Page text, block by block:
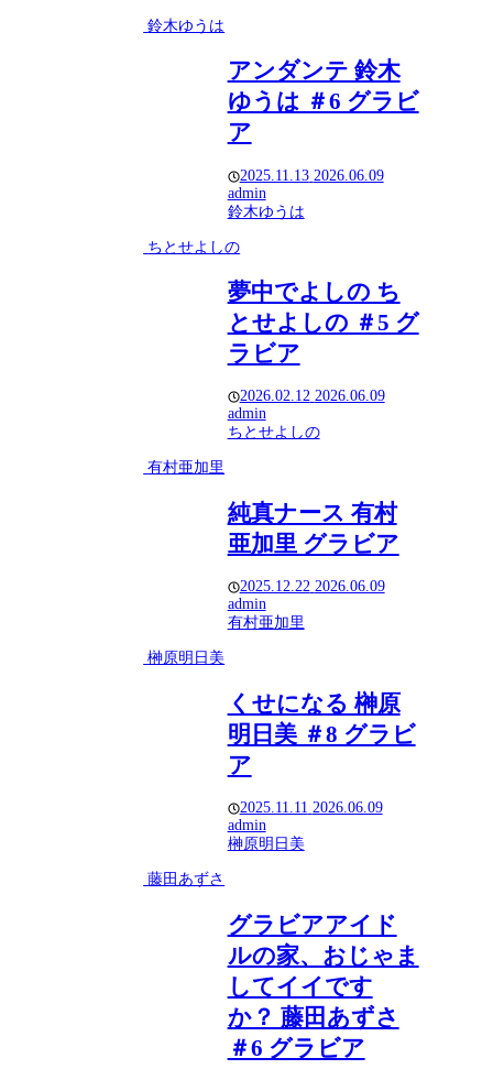
鈴木ゆうは
アンダンテ 鈴木
ゆうは ＃6 グラビ
ア
2025.11.13 2026.06.09
admin
鈴木ゆうは
ちとせよしの
夢中でよしの ち
とせよしの ＃5 グ
ラビア
2026.02.12 2026.06.09
admin
ちとせよしの
有村亜加里
純真ナース 有村
亜加里 グラビア
2025.12.22 2026.06.09
admin
有村亜加里
榊原明日美
くせになる 榊原
明日美 ＃8 グラビ
ア
2025.11.11 2026.06.09
admin
榊原明日美
藤田あずさ
グラビアアイド
ルの家、おじゃま
してイイです
か？ 藤田あずさ
＃6 グラビア